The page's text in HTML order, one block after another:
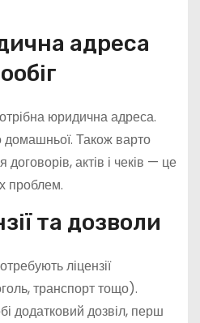
адреса
юридична адреса.
Також варто
актів і чеків — це
проблем.
та дозволи
ліцензії
транспорт тощо).
додатковий дозвіл, перш